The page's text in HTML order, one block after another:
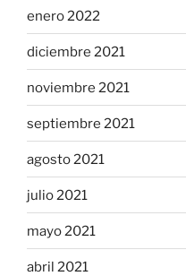
enero 2022
diciembre 2021
noviembre 2021
septiembre 2021
agosto 2021
julio 2021
mayo 2021
abril 2021